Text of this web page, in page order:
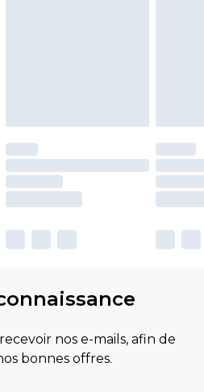
nos e-mails, afin de
bonnes offres.